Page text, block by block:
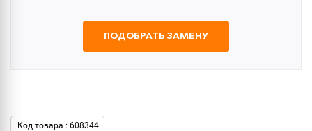
ПОДОБРАТЬ ЗАМЕНУ
Код товара : 608344